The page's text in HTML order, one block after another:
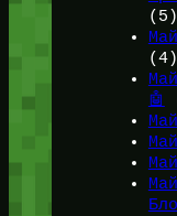
(5)
(4)
🤖